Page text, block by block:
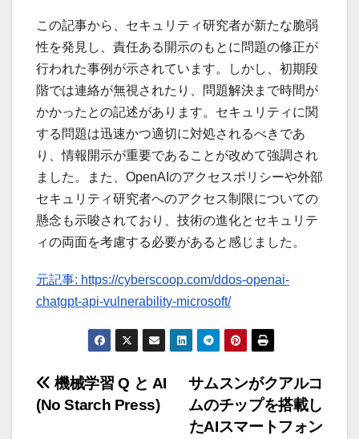
この記事から、セキュリティ研究者が新たな脆弱
性を発見し、責任ある開示のもとに問題の修正が
行われた事例が示されています。しかし、初期段
階では連絡が無視されたり、問題解決まで時間が
かかったとの記述があります。セキュリティに関
する問題は迅速かつ適切に対処されるべきであ
り、情報開示が重要であることが改めて強調され
ました。また、OpenAIのアクセスポリシーや外部
セキュリティ研究者へのアクセス制限についての
懸念も示唆されており、技術の進化とセキュリテ
ィの両面を考慮する必要があると感じました。
元記事: https://cyberscoop.com/ddos-openai-
chatgpt-api-vulnerability-microsoft/
投
稿
サムスンがクアルコ
ムのチップを搭載し
たAIスマートフォン
機械学習 Q と AI
(No Starch Press)